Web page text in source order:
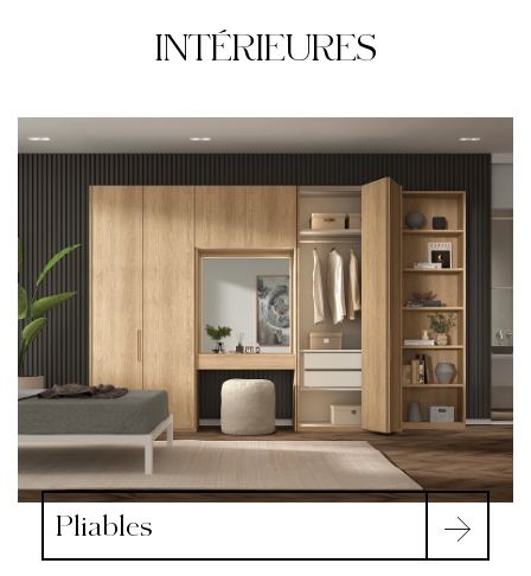
INTÉRIEURES
Pliables